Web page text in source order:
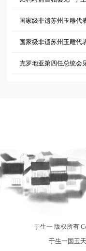
国家级非遗苏州玉雕代
国家级非遗苏州玉雕代
克罗地亚第四任总统会
于生一 版权所有
于生一国玉